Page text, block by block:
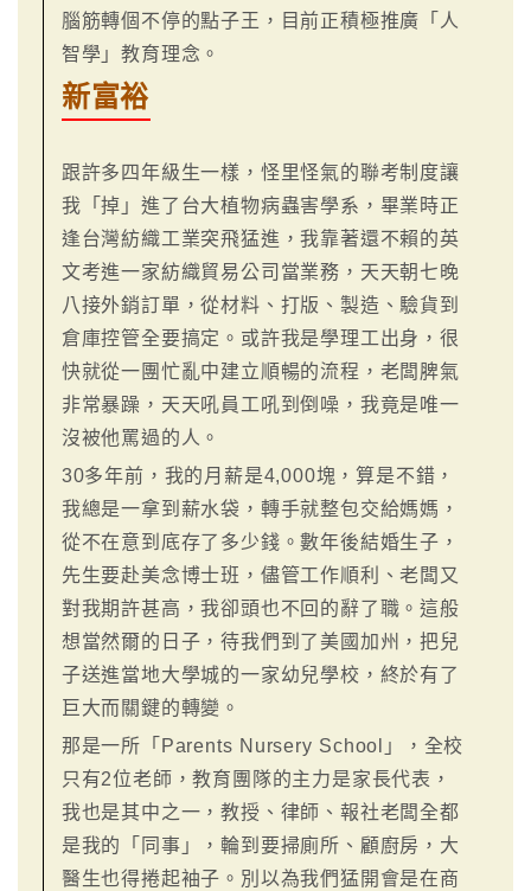
腦筋轉個不停的點子王，目前正積極推廣「人
智學」教育理念。
新富裕
跟許多四年級生一樣，怪里怪氣的聯考制度讓
我「掉」進了台大植物病蟲害學系，畢業時正
逢台灣紡織工業突飛猛進，我靠著還不賴的英
文考進一家紡織貿易公司當業務，天天朝七晚
八接外銷訂單，從材料、打版、製造、驗貨到
倉庫控管全要搞定。或許我是學理工出身，很
快就從一團忙亂中建立順暢的流程，老闆脾氣
非常暴躁，天天吼員工吼到倒噪，我竟是唯一
沒被他罵過的人。
30多年前，我的月薪是4,000塊，算是不錯，
我總是一拿到薪水袋，轉手就整包交給媽媽，
從不在意到底存了多少錢。數年後結婚生子，
先生要赴美念博士班，儘管工作順利、老闆又
對我期許甚高，我卻頭也不回的辭了職。這般
想當然爾的日子，待我們到了美國加州，把兒
子送進當地大學城的一家幼兒學校，終於有了
巨大而關鍵的轉變。
那是一所「Parents Nursery School」，全校
只有2位老師，教育團隊的主力是家長代表，
我也是其中之一，教授、律師、報社老闆全都
是我的「同事」，輪到要掃廁所、顧廚房，大
醫生也得捲起袖子。別以為我們猛開會是在商